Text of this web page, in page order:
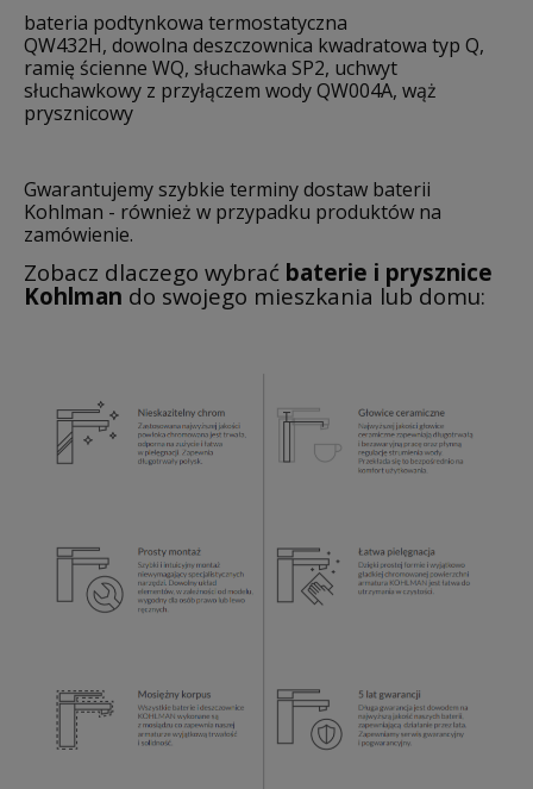
bateria podtynkowa termostatyczna
QW432H, dowolna deszczownica kwadratowa typ Q,
ramię ścienne WQ, słuchawka SP2, uchwyt
słuchawkowy z przyłączem wody QW004A, wąż
prysznicowy
Gwarantujemy szybkie terminy dostaw baterii
Kohlman - również w przypadku produktów na
zamówienie.
Zobacz dlaczego wybrać baterie i prysznice
Kohlman do swojego mieszkania lub domu: